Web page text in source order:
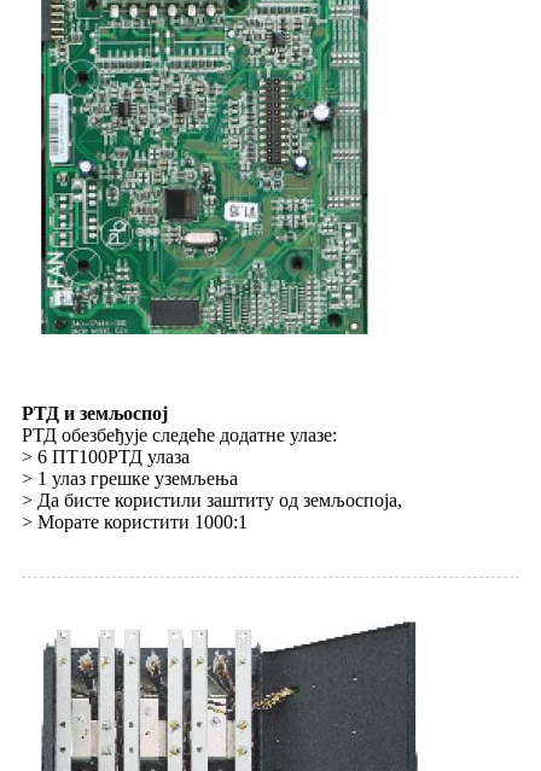
РТД и земљоспој
РТД обезбеђује следеће додатне улазе:
> 6 ПТ100РТД улаза
> 1 улаз грешке уземљења
> Да бисте користили заштиту од земљоспоја,
> Морате користити 1000:1